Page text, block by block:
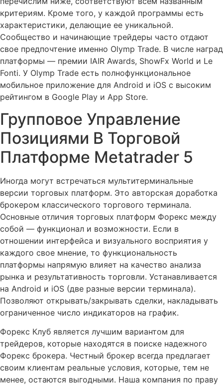
критериям. Кроме того, у каждой программы есть
характеристики, делающие ее уникальной.
Сообщество и начинающие трейдеры часто отдают
свое предпочтение именно Olymp Trade. В числе наград
платформы — премии IAIR Awards, ShowFx World и Le
Fonti. У Olymp Trade есть полнофункциональное
мобильное приложение для Android и iOS с высоким
рейтингом в Google Play и App Store.
Групповое Управление
Позициями В Торговой
Платформе Metatrader 5
Иногда могут встречаться мультитерминальные
версии торговых платформ. Это авторская доработка
брокером классического торгового терминала.
Основные отличия торговых платформ Форекс между
собой — функционал и возможности. Если в
отношении интерфейса и визуального восприятия у
каждого свое мнение, то функциональность
платформы напрямую влияет на качество анализа
рынка и результативность торговли. Устанавливается
на Android и iOS (две разные версии терминала).
Позволяют открывать/закрывать сделки, накладывать
ограниченное число индикаторов на график.
Форекс Клуб является лучшим вариантом для
трейдеров, которые находятся в поиске надежного
Форекс брокера. Честный брокер всегда предлагает
своим клиентам реальные условия, которые, тем не
менее, остаются выгодными. Наша компания по праву